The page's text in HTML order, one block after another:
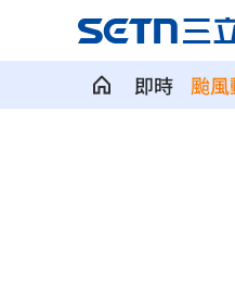
即時 颱